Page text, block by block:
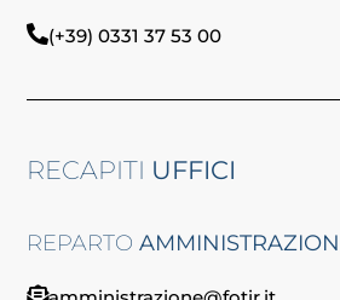
(+39) 0331 37 53 00
RECAPITI UFFICI
REPARTO